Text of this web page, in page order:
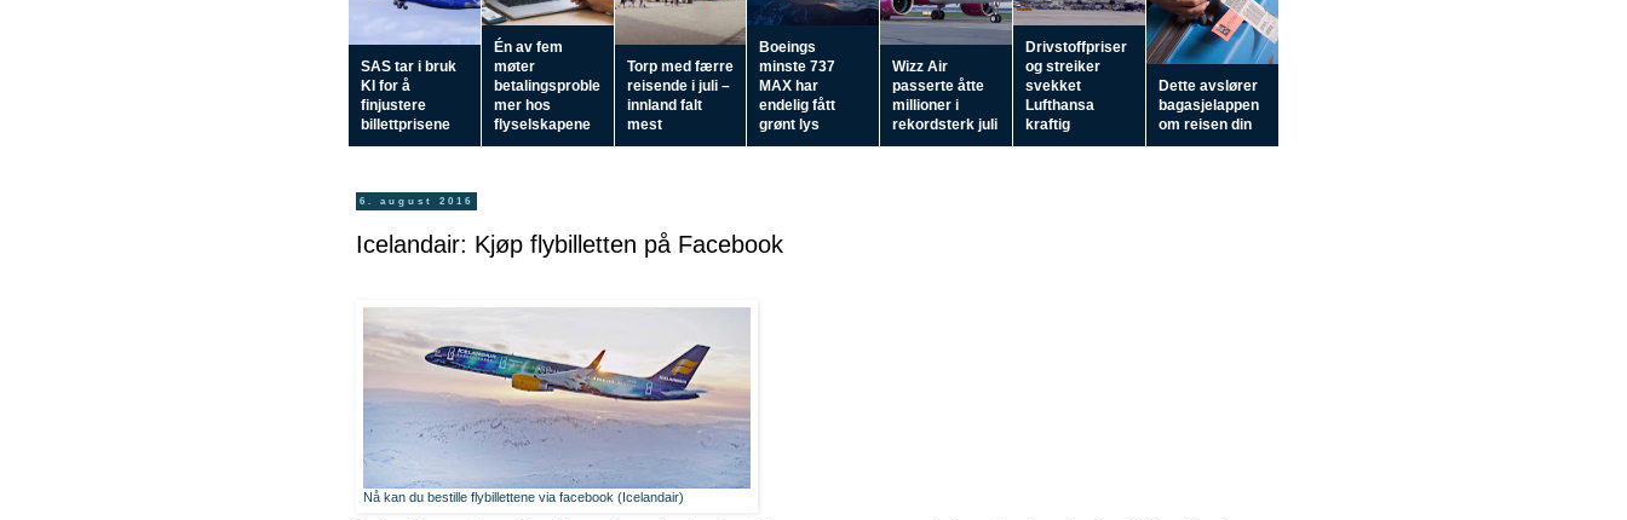
SAS tar i bruk
KI for å
finjustere
billettprisene
Én av fem
møter
betalingsproble
mer hos
flyselskapene
Torp med færre
reisende i juli –
innland falt
mest
Boeings
minste 737
MAX har
endelig fått
grønt lys
Wizz Air
passerte åtte
millioner i
rekordsterk juli
Drivstoffpriser
og streiker
svekket
Lufthansa
kraftig
Dette avslører
bagasjelappen
om reisen din
6. august 2016
Icelandair: Kjøp flybilletten på Facebook
Nå kan du bestille flybillettene via facebook (Icelandair)